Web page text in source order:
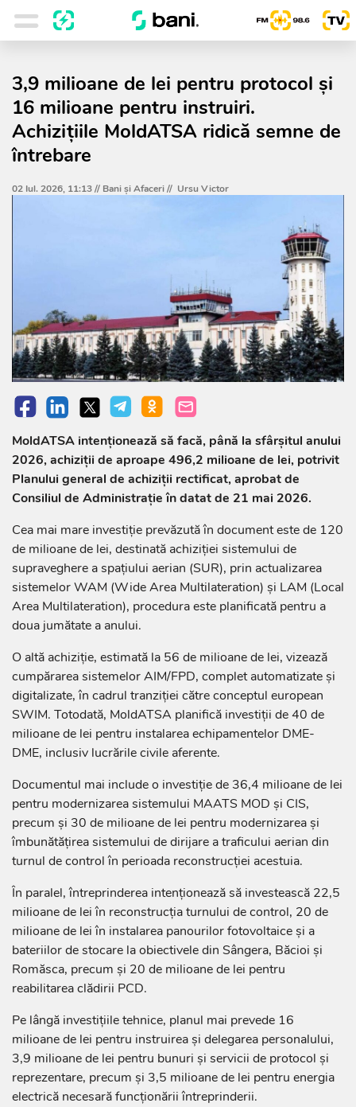
3,9 milioane de lei pentru protocol și
16 milioane pentru instruiri.
Achizițiile MoldATSA ridică semne de
întrebare
02 Iul. 2026, 11:13 // Bani și Afaceri// Ursu Victor
MoldATSA intenționează să facă, până la sfârșitul anului
2026, achiziții de aproape 496,2 milioane de lei, potrivit
Planului general de achiziții rectificat, aprobat de
Consiliul de Administrație în datat de 21 mai 2026.
Cea mai mare investiție prevăzută în document este de 120
de milioane de lei, destinată achiziției sistemului de
supraveghere a spațiului aerian (SUR), prin actualizarea
sistemelor WAM (Wide Area Multilateration) și LAM (Local
Area Multilateration), procedura este planificată pentru a
doua jumătate a anului.
O altă achiziție, estimată la 56 de milioane de lei, vizează
cumpărarea sistemelor AIM/FPD, complet automatizate și
digitalizate, în cadrul tranziției către conceptul european
SWIM. Totodată, MoldATSA planifică investiții de 40 de
milioane de lei pentru instalarea echipamentelor DME-
DME, inclusiv lucrările civile aferente.
Documentul mai include o investiție de 36,4 milioane de lei
pentru modernizarea sistemului MAATS MOD și CIS,
precum și 30 de milioane de lei pentru modernizarea și
îmbunătățirea sistemului de dirijare a traficului aerian din
turnul de control în perioada reconstrucției acestuia.
În paralel, întreprinderea intenționează să investească 22,5
milioane de lei în reconstrucția turnului de control, 20 de
milioane de lei în instalarea panourilor fotovoltaice și a
bateriilor de stocare la obiectivele din Sângera, Băcioi și
Romăsca, precum și 20 de milioane de lei pentru
reabilitarea clădirii PCD.
Pe lângă investițiile tehnice, planul mai prevede 16
milioane de lei pentru instruirea și delegarea personalului,
3,9 milioane de lei pentru bunuri și servicii de protocol și
reprezentare, precum și 3,5 milioane de lei pentru energia
electrică necesară funcționării întreprinderii.